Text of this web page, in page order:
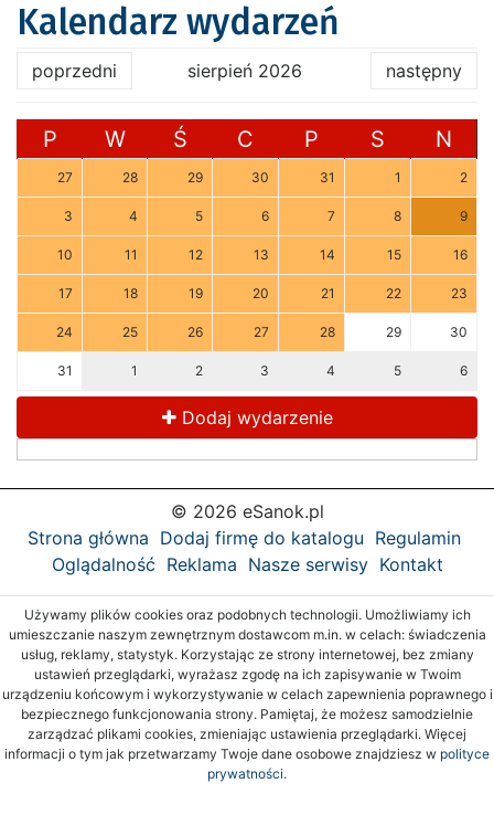
Kalendarz wydarzeń
poprzedni sierpień 2026 następny
P W Ś C P S N
27 28 29 30 31 1 2
3 4 5 6 7 8 9
10 11 12 13 14 15 16
17 18 19 20 21 22 23
24 25 26 27 28 29 30
31 1 2 3 4 5 6
Dodaj wydarzenie
© 2026 eSanok.pl
Strona główna Dodaj firmę do katalogu Regulamin
Oglądalność Reklama Nasze serwisy Kontakt
Używamy plików cookies oraz podobnych technologii. Umożliwiamy ich
umieszczanie naszym zewnętrznym dostawcom m.in. w celach: świadczenia
usług, reklamy, statystyk. Korzystając ze strony internetowej, bez zmiany
ustawień przeglądarki, wyrażasz zgodę na ich zapisywanie w Twoim
urządzeniu końcowym i wykorzystywanie w celach zapewnienia poprawnego i
bezpiecznego funkcjonowania strony. Pamiętaj, że możesz samodzielnie
zarządzać plikami cookies, zmieniając ustawienia przeglądarki. Więcej
informacji o tym jak przetwarzamy Twoje dane osobowe znajdziesz w polityce
prywatności.